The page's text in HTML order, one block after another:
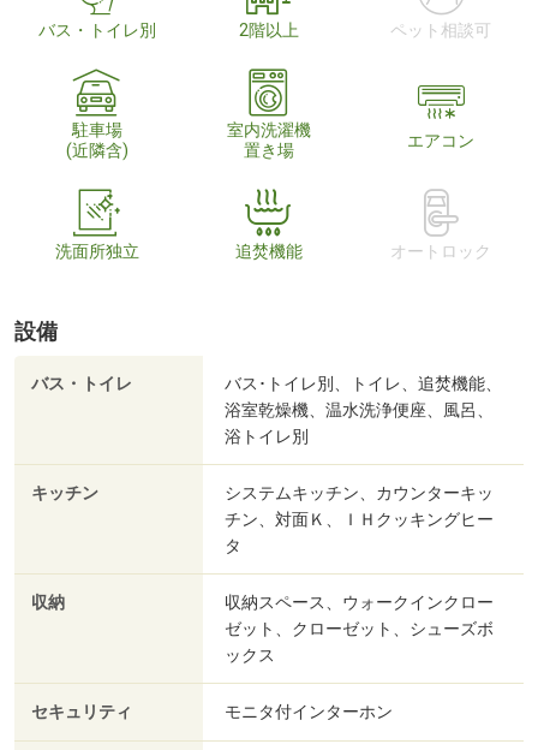
バス・トイレ別 2階以上 ペット相談可
駐車場
(近隣含)
室内洗濯機
置き場
エアコン
洗面所独立 追焚機能 オートロック
設備
バス・トイレ
バス･トイレ別、トイレ、追焚機能、
浴室乾燥機、温水洗浄便座、風呂、
浴トイレ別
キッチン
システムキッチン、カウンターキッ
チン、対面Ｋ、ＩＨクッキングヒー
タ
収納
収納スペース、ウォークインクロー
ゼット、クローゼット、シューズボ
ックス
セキュリティ モニタ付インターホン